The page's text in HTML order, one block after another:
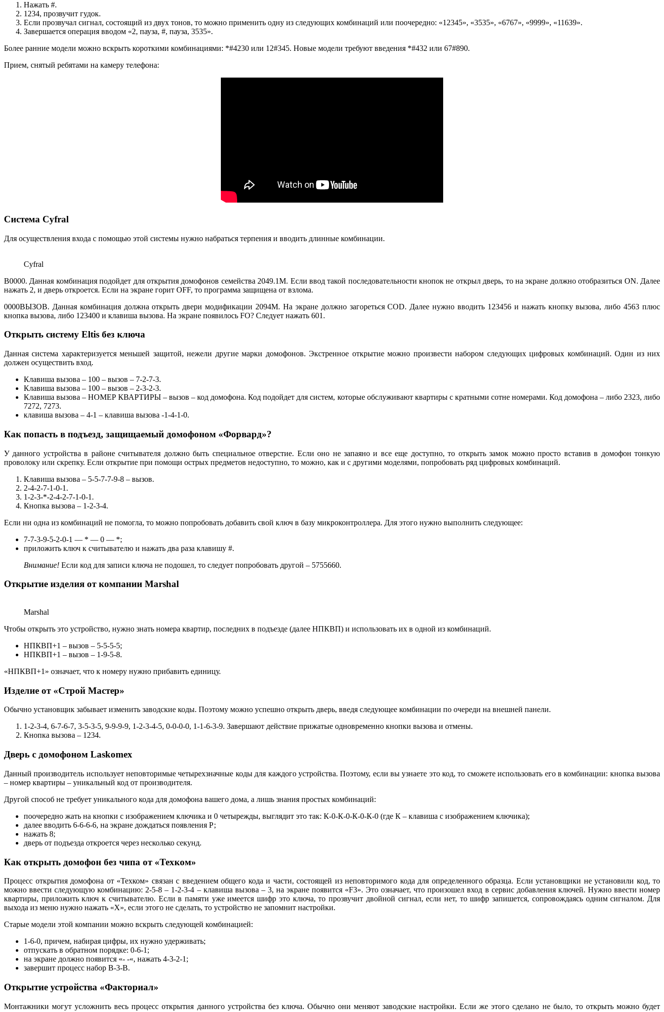
Нажать #.
1234, прозвучит гудок.
Если прозвучал сигнал, состоящий из двух тонов, то можно применить одну из следующих комбинаций или поочередно: «12345», «3535», «6767», «9999», «11639».
Завершается операция вводом «2, пауза, #, пауза, 3535».
Более ранние модели можно вскрыть короткими комбинациями: *#4230 или 12#345. Новые модели требуют введения *#432 или 67#890.
Прием, снятый ребятами на камеру телефона:
Система Cyfral
Для осуществления входа с помощью этой системы нужно набраться терпения и вводить длинные комбинации.
Cyfral
B0000. Данная комбинация подойдет для открытия домофонов семейства 2049.1М. Если ввод такой последовательности кнопок не открыл дверь, то на экране должно отобразиться ON. Далее
нажать 2, и дверь откроется. Если на экране горит OFF, то программа защищена от взлома.
0000ВЫЗОВ. Данная комбинация должна открыть двери модификации 2094М. На экране должно загореться COD. Далее нужно вводить 123456 и нажать кнопку вызова, либо 4563 плюс
кнопка вызова, либо 123400 и клавиша вызова. На экране появилось FO? Следует нажать 601.
Открыть систему Eltis без ключа
Данная система характеризуется меньшей защитой, нежели другие марки домофонов. Экстренное открытие можно произвести набором следующих цифровых комбинаций. Один из них
должен осуществить вход.
Клавиша вызова – 100 – вызов – 7-2-7-3.
Клавиша вызова – 100 – вызов – 2-3-2-3.
Клавиша вызова – НОМЕР КВАРТИРЫ – вызов – код домофона. Код подойдет для систем, которые обслуживают квартиры с кратными сотне номерами. Код домофона – либо 2323, либо
7272, 7273.
клавиша вызова – 4-1 – клавиша вызова -1-4-1-0.
Как попасть в подъезд, защищаемый домофоном «Форвард»?
У данного устройства в районе считывателя должно быть специальное отверстие. Если оно не запаяно и все еще доступно, то открыть замок можно просто вставив в домофон тонкую
проволоку или скрепку. Если открытие при помощи острых предметов недоступно, то можно, как и с другими моделями, попробовать ряд цифровых комбинаций.
Клавиша вызова – 5-5-7-7-9-8 – вызов.
2-4-2-7-1-0-1.
1-2-3-*-2-4-2-7-1-0-1.
Кнопка вызова – 1-2-3-4.
Если ни одна из комбинаций не помогла, то можно попробовать добавить свой ключ в базу микроконтроллера. Для этого нужно выполнить следующее:
7-7-3-9-5-2-0-1 — * — 0 — *;
приложить ключ к считывателю и нажать два раза клавишу #.
Внимание! Если код для записи ключа не подошел, то следует попробовать другой – 5755660.
Открытие изделия от компании Marshal
Marshal
Чтобы открыть это устройство, нужно знать номера квартир, последних в подъезде (далее НПКВП) и использовать их в одной из комбинаций.
НПКВП+1 – вызов – 5-5-5-5;
НПКВП+1 – вызов – 1-9-5-8.
«НПКВП+1» означает, что к номеру нужно прибавить единицу.
Изделие от «Строй Мастер»
Обычно установщик забывает изменить заводские коды. Поэтому можно успешно открыть дверь, введя следующее комбинации по очереди на внешней панели.
1-2-3-4, 6-7-6-7, 3-5-3-5, 9-9-9-9, 1-2-3-4-5, 0-0-0-0, 1-1-6-3-9. Завершают действие прижатые одновременно кнопки вызова и отмены.
Кнопка вызова – 1234.
Дверь с домофоном Laskomex
Данный производитель использует неповторимые четырехзначные коды для каждого устройства. Поэтому, если вы узнаете это код, то сможете использовать его в комбинации: кнопка вызова
– номер квартиры – уникальный код от производителя.
Другой способ не требует уникального кода для домофона вашего дома, а лишь знания простых комбинаций:
поочередно жать на кнопки с изображением ключика и 0 четырежды, выглядит это так: К-0-К-0-К-0-К-0 (где К – клавиша с изображением ключика);
далее вводить 6-6-6-6, на экране дождаться появления Р;
нажать 8;
дверь от подъезда откроется через несколько секунд.
Как открыть домофон без чипа от «Техком»
Процесс открытия домофона от «Техком» связан с введением общего кода и части, состоящей из неповторимого кода для определенного образца. Если установщики не установили код, то
можно ввести следующую комбинацию: 2-5-8 – 1-2-3-4 – клавиша вызова – 3, на экране появится «F3». Это означает, что произошел вход в сервис добавления ключей. Нужно ввести номер
квартиры, приложить ключ к считывателю. Если в памяти уже имеется шифр это ключа, то прозвучит двойной сигнал, если нет, то шифр запишется, сопровождаясь одним сигналом. Для
выхода из меню нужно нажать «X», если этого не сделать, то устройство не запомнит настройки.
Старые модели этой компании можно вскрыть следующей комбинацией:
1-6-0, причем, набирая цифры, их нужно удерживать;
отпускать в обратном порядке: 0-6-1;
на экране должно появится «- -«, нажать 4-3-2-1;
завершит процесс набор В-3-В.
Открытие устройства «Факториал»
Монтажники могут усложнить весь процесс открытия данного устройства без ключа. Обычно они меняют заводские настройки. Если же этого сделано не было, то открыть можно будет